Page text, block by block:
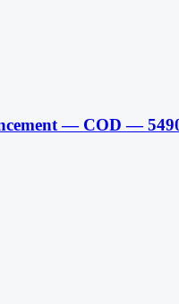
— COD —